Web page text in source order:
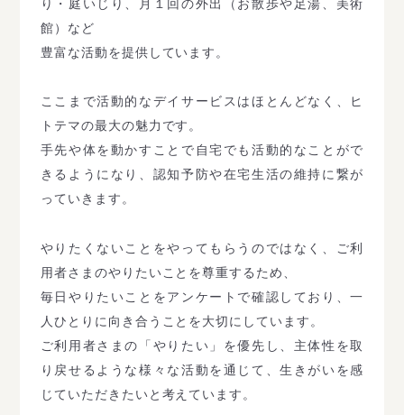
り・庭いじり、月１回の外出（お散歩や足湯、美術
館）など
豊富な活動を提供しています。
ここまで活動的なデイサービスはほとんどなく、ヒ
トテマの最大の魅力です。
手先や体を動かすことで自宅でも活動的なことがで
きるようになり、認知予防や在宅生活の維持に繋が
っていきます。
やりたくないことをやってもらうのではなく、ご利
用者さまのやりたいことを尊重するため、
毎日やりたいことをアンケートで確認しており、一
人ひとりに向き合うことを大切にしています。
ご利用者さまの「やりたい」を優先し、主体性を取
り戻せるような様々な活動を通じて、生きがいを感
じていただきたいと考えています。